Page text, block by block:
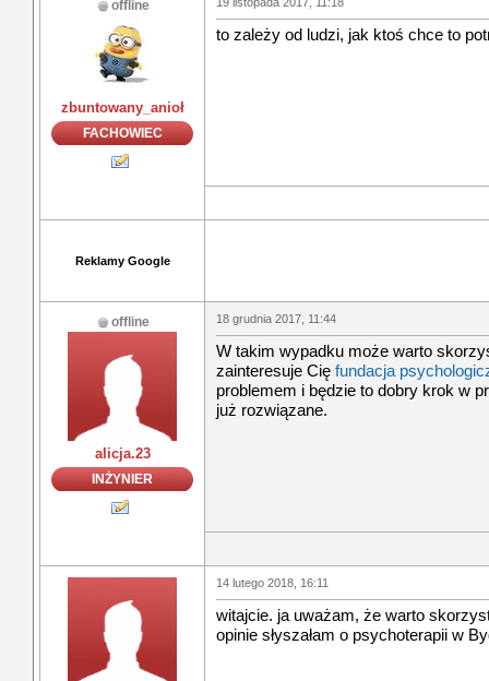
offline
zbuntowany_anioł
FACHOWIEC
to zależy od ludzi, jak ktoś chce to
Reklamy Google
offline
alicja.23
INŻYNIER
18 grudnia 2017, 11:44
W takim wypadku może warto
zainteresuje Cię fundacja
problemem i będzie to dobry krok w
już rozwiązane.
14 lutego 2018, 16:11
witajcie. ja uważam, że warto
opinie słyszałam o psychoterapii w